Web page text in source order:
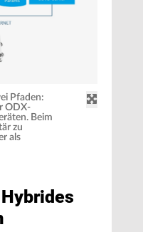
Pfaden:
ODX-
Beim
zu
als